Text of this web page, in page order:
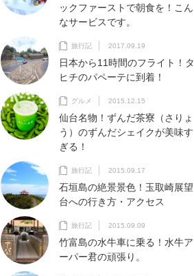
ックファーストで朝食を！こん
なサービスです。
旅行記 2017.09.19
日本から11時間のフライト！タ
ヒチのパペーテに到着！
グルメ 2015.12.15
仙台名物！ずんだ茶寮（さりょ
う）のずんだシェイクが美味す
ぎる！
旅行記 2015.09.17
石垣島の絶景景色！玉取崎展望
台への行き方・アクセス
旅行記 2015.09.09
竹富島の水牛車に乗る！水牛ア
ーパー君の頑張り。